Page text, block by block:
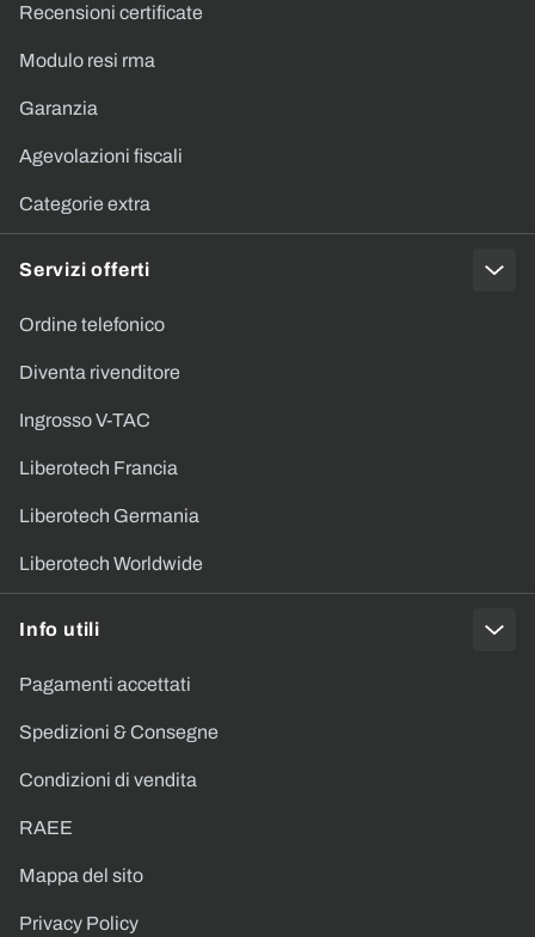
Recensioni certificate
Modulo resi rma
Garanzia
Agevolazioni fiscali
Categorie extra
Servizi offerti
Ordine telefonico
Diventa rivenditore
Ingrosso V-TAC
Liberotech Francia
Liberotech Germania
Liberotech Worldwide
Info utili
Pagamenti accettati
Spedizioni & Consegne
Condizioni di vendita
RAEE
Mappa del sito
Privacy Policy